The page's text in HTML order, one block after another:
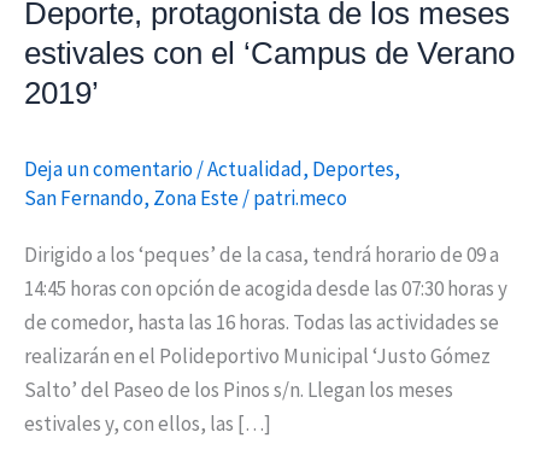
Deporte, protagonista de los meses
estivales con el ‘Campus de Verano
2019’
Deja un comentario/Actualidad, Deportes,
San Fernando, Zona Este/patri.meco
Dirigido a los ‘peques’ de la casa, tendrá horario de 09 a
14:45 horas con opción de acogida desde las 07:30 horas y
de comedor, hasta las 16 horas. Todas las actividades se
realizarán en el Polideportivo Municipal ‘Justo Gómez
Salto’ del Paseo de los Pinos s/n. Llegan los meses
estivales y, con ellos, las […]
‘Campus
de
Verano